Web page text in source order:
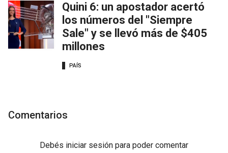
Quini 6: un apostador acertó
los números del "Siempre
Sale" y se llevó más de $405
millones
PAÍS
Comentarios
Debés iniciar sesión para poder comentar